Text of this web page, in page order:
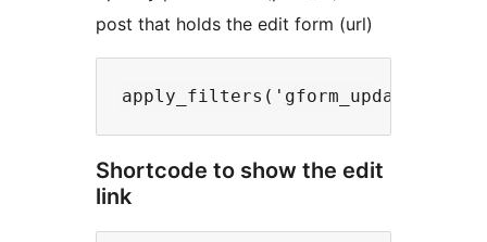
post that holds the edit form (url)
Shortcode to show the edit
link